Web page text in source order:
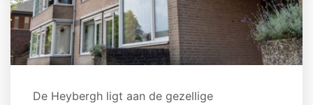
De Heybergh ligt aan de gezellige